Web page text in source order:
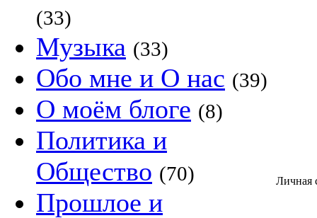
(33)
Музыка (33)
Обо мне и О нас (39)
О моём блоге (8)
Политика и
Общество (70)
Прошлое и
Личная